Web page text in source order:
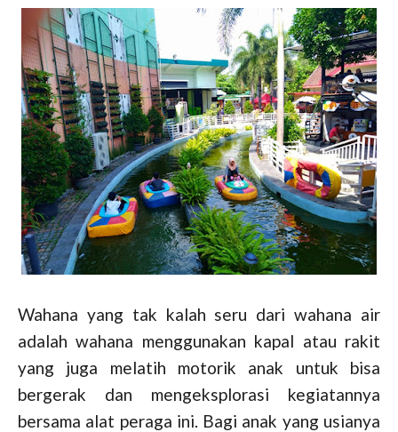
Wahana yang tak kalah seru dari wahana air
adalah wahana menggunakan kapal atau rakit
yang juga melatih motorik anak untuk bisa
bergerak dan mengeksplorasi kegiatannya
bersama alat peraga ini. Bagi anak yang usianya